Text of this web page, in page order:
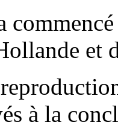
et
à la